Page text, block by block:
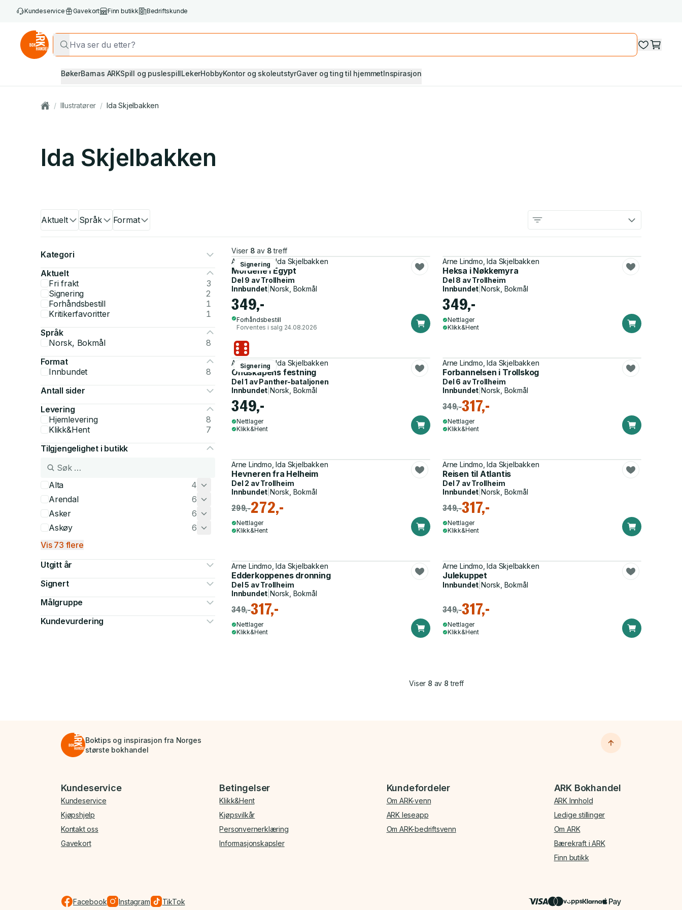
Kundeservice Gavekort Finn butikk Bedriftskunde
BøkerBarnas ARKSpill og puslespillLekerHobbyKontor og skoleutstyrGaver og ting til hjemmetInspirasjon
/ Illustratører / Ida Skjelbakken
Ida Skjelbakken
Aktuelt Språk Format
Kategori
Aktuelt
Fri frakt
3
Signering
2
Forhåndsbestill
1
Kritikerfavoritter
1
Språk
Norsk, Bokmål
8
Format
Innbundet
8
Antall sider
Levering
Hjemlevering
8
Klikk&Hent
7
Tilgjengelighet i butikk
Alta
4
Arendal
6
Asker
6
Askøy
6
Vis 73 flere
Utgitt år
Signert
Målgruppe
Kundevurdering
Viser 8 av 8 treff
Signering
Arne Lindmo, Ida Skjelbakken
Mordene i Egypt
Del 9 avTrollheim
Innbundet |Norsk, Bokmål
349,-
Forhåndsbestill
Forventes i salg 24.08.2026
Arne Lindmo, Ida Skjelbakken
Heksa i Nøkkemyra
Del 8 avTrollheim
Innbundet |Norsk, Bokmål
349,-
Nettlager
Klikk&Hent
Signering
Arne Lindmo, Ida Skjelbakken
Ondskapens festning
Del 1 avPanther-bataljonen
Innbundet |Norsk, Bokmål
349,-
Nettlager
Klikk&Hent
Arne Lindmo, Ida Skjelbakken
Forbannelsen i Trollskog
Del 6 avTrollheim
Innbundet |Norsk, Bokmål
349,-317,-
Nettlager
Klikk&Hent
Arne Lindmo, Ida Skjelbakken
Hevneren fra Helheim
Del 2 avTrollheim
Innbundet |Norsk, Bokmål
299,-272,-
Nettlager
Klikk&Hent
Arne Lindmo, Ida Skjelbakken
Reisen til Atlantis
Del 7 avTrollheim
Innbundet |Norsk, Bokmål
349,-317,-
Nettlager
Klikk&Hent
Arne Lindmo, Ida Skjelbakken
Edderkoppenes dronning
Del 5 avTrollheim
Innbundet |Norsk, Bokmål
349,-317,-
Nettlager
Klikk&Hent
Arne Lindmo, Ida Skjelbakken
Julekuppet
Innbundet |Norsk, Bokmål
349,-317,-
Nettlager
Klikk&Hent
Viser 8 av 8 treff
Boktips og inspirasjon fra Norges
største bokhandel
Bunnmeny
Kundeservice
Kundeservice
Kjøpshjelp
Kontakt oss
Gavekort
Betingelser
Klikk&Hent
Kjøpsvilkår
Personvernerklæring
Informasjonskapsler
Kundefordeler
Om ARK-venn
ARK leseapp
Om ARK-bedriftsvenn
ARK Bokhandel
ARK Innhold
Ledige stillinger
Om ARK
Bærekraft i ARK
Finn butikk
Facebook Instagram TikTok